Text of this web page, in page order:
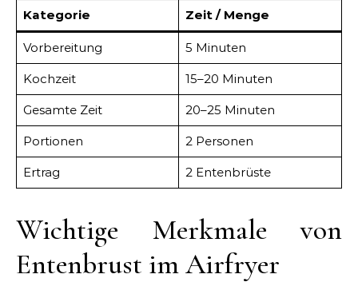
Kategorie Zeit / Menge
Vorbereitung 5 Minuten
Kochzeit 15–20 Minuten
Gesamte Zeit 20–25 Minuten
Portionen 2 Personen
Ertrag 2 Entenbrüste
Wichtige Merkmale von
Entenbrust im Airfryer